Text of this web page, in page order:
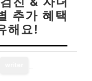
추가 혜택
해요!